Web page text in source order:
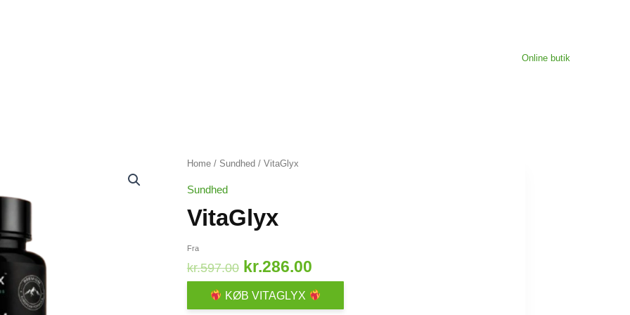
Online butik
Home/ Sundhed / VitaGlyx
Sundhed
VitaGlyx
Fra
kr.597.00 Original
price
kr.286.00Current
price
KØB VITAGLYX